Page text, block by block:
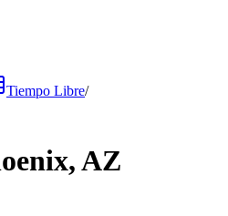
Tiempo Libre/
AZ